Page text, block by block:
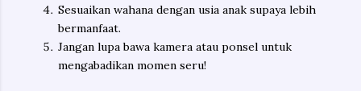
Sesuaikan wahana dengan usia anak supaya lebih
bermanfaat.
Jangan lupa bawa kamera atau ponsel untuk
mengabadikan momen seru!